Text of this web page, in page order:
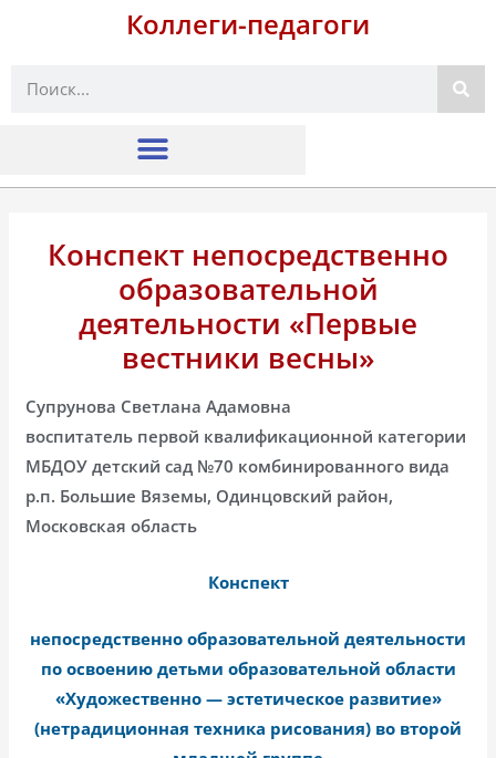
Коллеги-педагоги
Поиск
Конспект непосредственно
образовательной
деятельности «Первые
вестники весны»
Супрунова Светлана Адамовна
воспитатель первой квалификационной категории
МБДОУ детский сад №70 комбинированного вида
р.п. Большие Вяземы, Одинцовский район,
Московская область
Конспект
непосредственно образовательной деятельности
по освоению детьми образовательной области
«Художественно — эстетическое развитие»
(нетрадиционная техника рисования) во второй